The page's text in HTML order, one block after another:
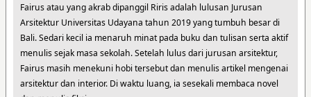
Fairus atau yang akrab dipanggil Riris adalah lulusan Jurusan
Arsitektur Universitas Udayana tahun 2019 yang tumbuh besar di
Bali. Sedari kecil ia menaruh minat pada buku dan tulisan serta aktif
menulis sejak masa sekolah. Setelah lulus dari jurusan arsitektur,
Fairus masih menekuni hobi tersebut dan menulis artikel mengenai
arsitektur dan interior. Di waktu luang, ia sesekali membaca novel